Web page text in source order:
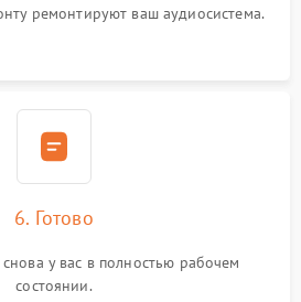
ремонтируют ваш аудиосистема.
6. Готово
у вас в полностью рабочем
состоянии.